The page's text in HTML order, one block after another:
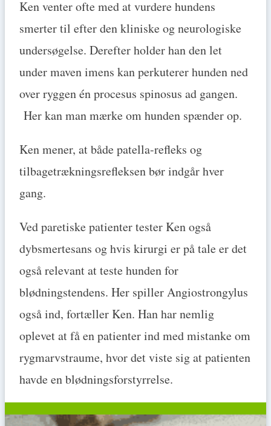
Ken venter ofte med at vurdere hundens
smerter til efter den kliniske og neurologiske
undersøgelse. Derefter holder han den let
under maven imens kan perkuterer hunden ned
over ryggen én procesus spinosus ad gangen.
Her kan man mærke om hunden spænder op.
Ken mener, at både patella-refleks og
tilbagetrækningsrefleksen bør indgår hver
gang.
Ved paretiske patienter tester Ken også
dybsmertesans og hvis kirurgi er på tale er det
også relevant at teste hunden for
blødningstendens. Her spiller Angiostrongylus
også ind, fortæller Ken. Han har nemlig
oplevet at få en patienter ind med mistanke om
rygmarvstraume, hvor det viste sig at patienten
havde en blødningsforstyrrelse.